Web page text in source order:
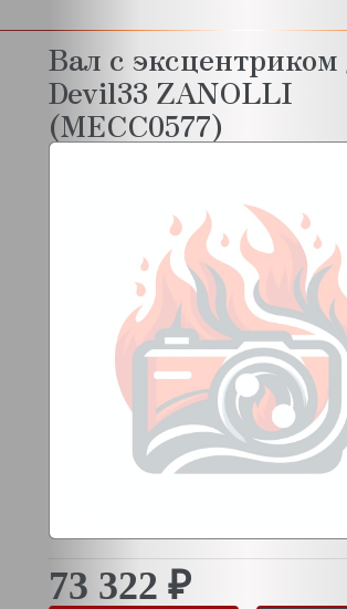
Вал с эксцентриком
Devil33 ZANOLLI
(MECC0577)
73 322 ₽